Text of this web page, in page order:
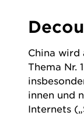
China wird
Thema Nr.
innen und
Internets